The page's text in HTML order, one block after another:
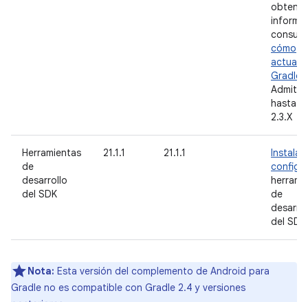
cómo
Gradle
Admite
hasta
2.3.X
Herramientas
de
desarrollo
del SDK
21.1.1 21.1.1 Instala
de
del SDK.
Nota: Esta versión del complemento de Android para
Gradle no es compatible con Gradle 2.4 y versiones